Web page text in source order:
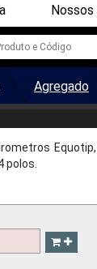
Agregado
polos.